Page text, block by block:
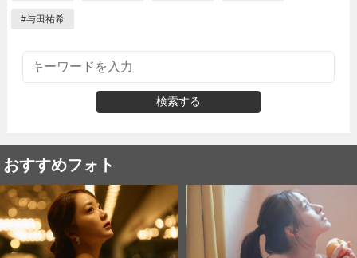
#与田祐希
検索する
おすすめフォト